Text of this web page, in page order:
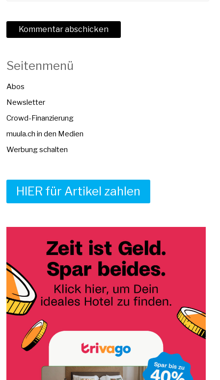
Seitenmenü
Abos
Newsletter
Crowd-Finanzierung
muula.ch in den Medien
Werbung schalten
HIER für Artikel zahlen